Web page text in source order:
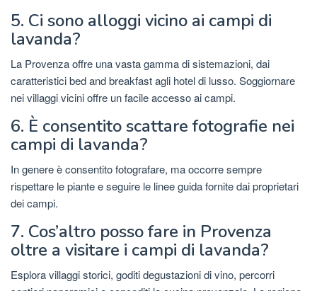
5. Ci sono alloggi vicino ai campi di
lavanda?
La Provenza offre una vasta gamma di sistemazioni, dai
caratteristici bed and breakfast agli hotel di lusso. Soggiornare
nei villaggi vicini offre un facile accesso ai campi.
6. È consentito scattare fotografie nei
campi di lavanda?
In genere è consentito fotografare, ma occorre sempre
rispettare le piante e seguire le linee guida fornite dai proprietari
dei campi.
7. Cos’altro posso fare in Provenza
oltre a visitare i campi di lavanda?
Esplora villaggi storici, goditi degustazioni di vino, percorri